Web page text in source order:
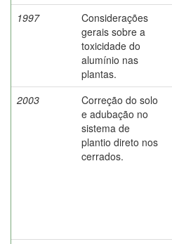
1997
Considerações
gerais sobre a
toxicidade do
alumínio nas
plantas.
2003
Correção do solo
e adubação no
sistema de
plantio direto nos
cerrados.